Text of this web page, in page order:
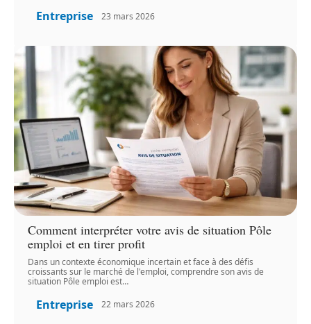
Entreprise 23 mars 2026
Comment interpréter votre avis de situation Pôle
emploi et en tirer profit
Dans un contexte économique incertain et face à des défis
croissants sur le marché de l'emploi, comprendre son avis de
situation Pôle emploi est…
Entreprise 22 mars 2026